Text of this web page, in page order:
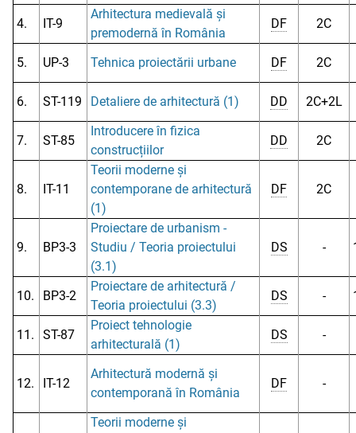
4. IT-9
Arhitectura medievală și
premodernă în România
DF 2C
5. UP-3 Tehnica proiectării urbane DF 2C
6. ST-119 Detaliere de arhitectură (1) DD 2C+2L
7. ST-85
Introducere în fizica
construcțiilor
DD 2C
8. IT-11
Teorii moderne și
contemporane de arhitectură
(1)
DF 2C
9. BP3-3
Proiectare de urbanism -
Studiu / Teoria proiectului
(3.1)
DS -
10. BP3-2
Proiectare de arhitectură /
Teoria proiectului (3.3)
DS -
11. ST-87
Proiect tehnologie
arhitecturală (1)
DS -
12. IT-12
Arhitectură modernă și
contemporană în România
DF -
Teorii moderne și